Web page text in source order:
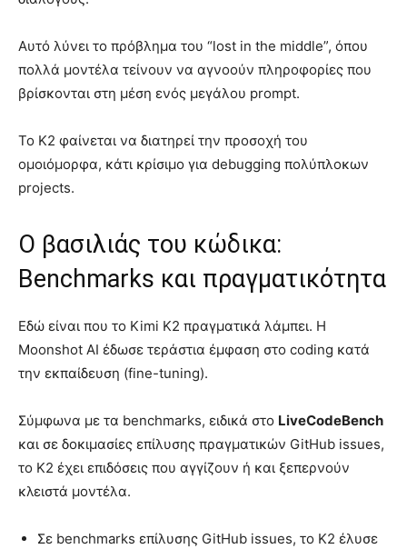
Αυτό λύνει το πρόβλημα του “lost in the middle”, όπου
πολλά μοντέλα τείνουν να αγνοούν πληροφορίες που
βρίσκονται στη μέση ενός μεγάλου prompt.
Το K2 φαίνεται να διατηρεί την προσοχή του
ομοιόμορφα, κάτι κρίσιμο για debugging πολύπλοκων
projects.
Ο βασιλιάς του κώδικα:
Benchmarks και πραγματικότητα
Εδώ είναι που το Kimi K2 πραγματικά λάμπει. Η
Moonshot AI έδωσε τεράστια έμφαση στο coding κατά
την εκπαίδευση (fine-tuning).
Σύμφωνα με τα benchmarks, ειδικά στο LiveCodeBench
και σε δοκιμασίες επίλυσης πραγματικών GitHub issues,
το K2 έχει επιδόσεις που αγγίζουν ή και ξεπερνούν
κλειστά μοντέλα.
Σε benchmarks επίλυσης GitHub issues, το K2 έλυσε